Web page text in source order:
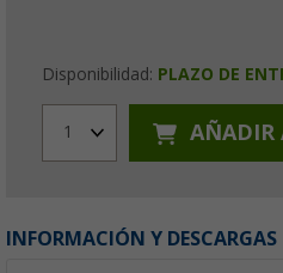
Disponibilidad: PLAZO DE
1 AÑADIR
INFORMACIÓN Y DESCARGAS